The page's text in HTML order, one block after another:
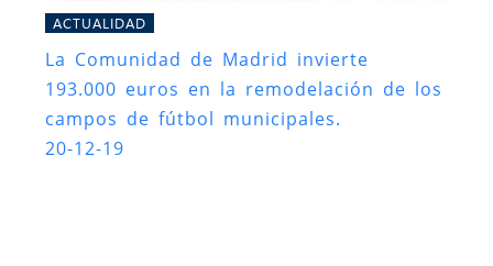
ACTUALIDAD
La Comunidad de Madrid invierte
193.000 euros en la remodelación de los
campos de fútbol municipales.
20-12-19